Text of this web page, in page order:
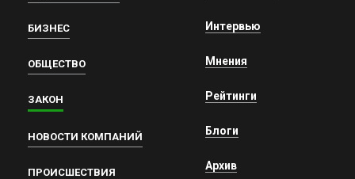
БИЗНЕС
ОБЩЕСТВО
ЗАКОН
НОВОСТИ КОМПАНИЙ
ПРОИСШЕСТВИЯ
Интервью
Мнения
Рейтинги
Блоги
Архив